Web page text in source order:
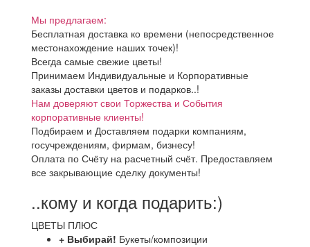
Мы предлагаем:
Бесплатная доставка ко времени (непосредственное
местонахождение наших точек)!
Всегда самые свежие цветы!
Принимаем Индивидуальные и Корпоративные
заказы доставки цветов и подарков..!
Нам доверяют свои Торжества и События
корпоративные клиенты!
Подбираем и Доставляем подарки компаниям,
госучреждениям, фирмам, бизнесу!
Оплата по Счёту на расчетный счёт. Предоставляем
все закрывающие сделку документы!
..кому и когда подарить:)
ЦВЕТЫ ПЛЮС
+ Выбирай! Букеты/композиции